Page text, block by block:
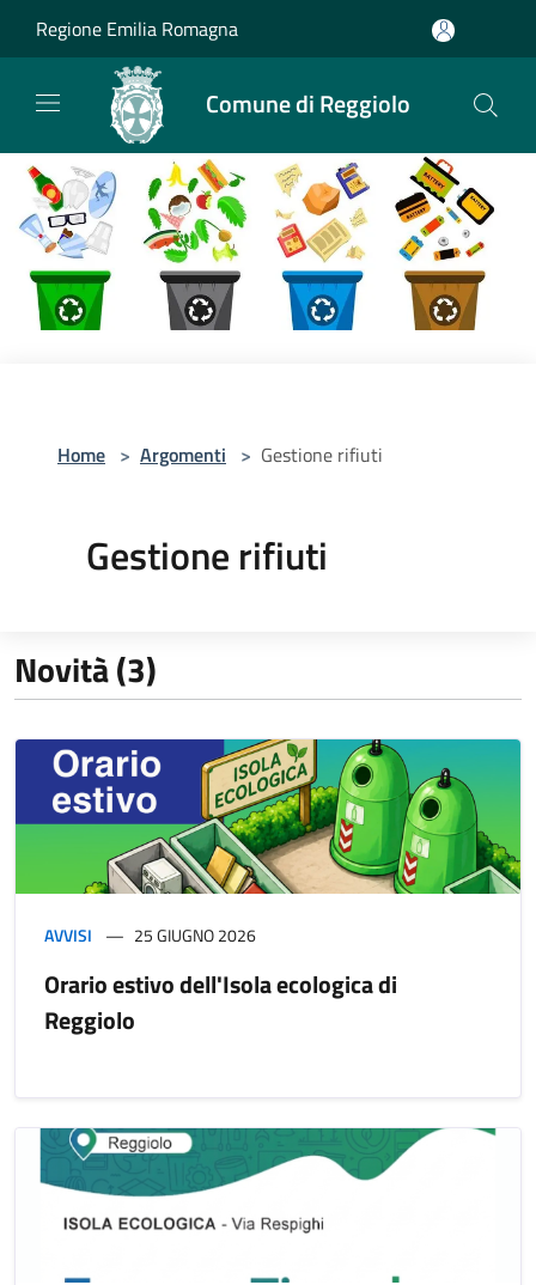
Regione Emilia Romagna
Comune di Reggiolo
Home > Argomenti > Gestione rifiuti
Gestione rifiuti
Novità (3)
AVVISI 25 GIUGNO 2026
Orario estivo dell'Isola ecologica di
Reggiolo